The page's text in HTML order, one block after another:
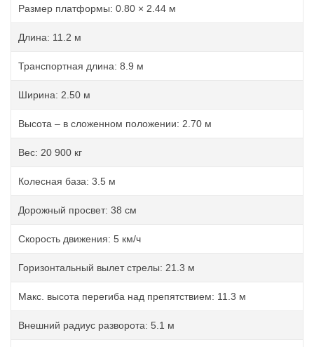
Размер платформы: 0.80 × 2.44 м
Длина: 11.2 м
Транспортная длина: 8.9 м
Ширина: 2.50 м
Высота – в сложенном положении: 2.70 м
Вес: 20 900 кг
Колесная база: 3.5 м
Дорожный просвет: 38 см
Скорость движения: 5 км/ч
Горизонтальный вылет стрелы: 21.3 м
Макс. высота перегиба над препятствием: 11.3 м
Внешний радиус разворота: 5.1 м